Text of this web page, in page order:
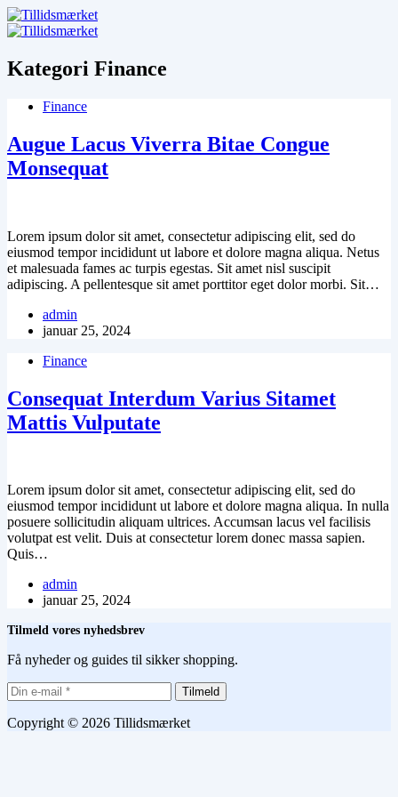
Fortsæt
til
Kategori Finance
Finance
Augue Lacus Viverra Bitae Congue
Monsequat
Lorem ipsum dolor sit amet, consectetur adipiscing elit, sed do
eiusmod tempor incididunt ut labore et dolore magna aliqua. Netus
et malesuada fames ac turpis egestas. Sit amet nisl suscipit
adipiscing. A pellentesque sit amet porttitor eget dolor morbi. Sit…
admin
januar 25, 2024
Finance
Consequat Interdum Varius Sitamet
Mattis Vulputate
Lorem ipsum dolor sit amet, consectetur adipiscing elit, sed do
eiusmod tempor incididunt ut labore et dolore magna aliqua. In nulla
posuere sollicitudin aliquam ultrices. Accumsan lacus vel facilisis
volutpat est velit. Duis at consectetur lorem donec massa sapien.
Quis…
admin
januar 25, 2024
Tilmeld vores nyhedsbrev
Få nyheder og guides til sikker shopping.
Tilmeld
Copyright © 2026 Tillidsmærket